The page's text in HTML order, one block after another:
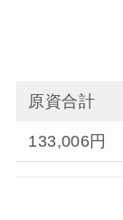
原資合計
133,006円